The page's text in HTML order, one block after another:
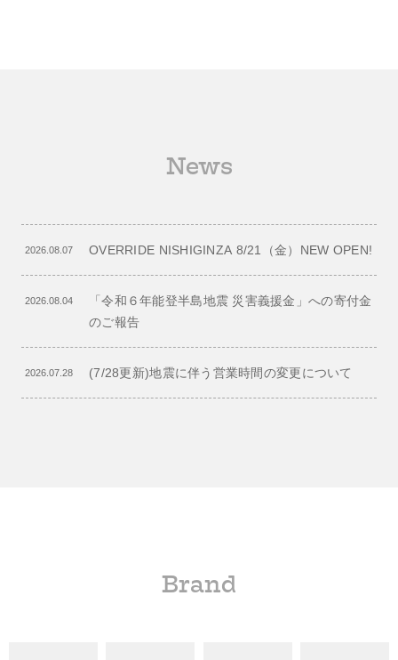
News
2026.08.07 OVERRIDE NISHIGINZA 8/21（金）NEW OPEN!
2026.08.04
「令和６年能登半島地震 災害義援金」への寄付金
のご報告
2026.07.28 (7/28更新)地震に伴う営業時間の変更について
Brand